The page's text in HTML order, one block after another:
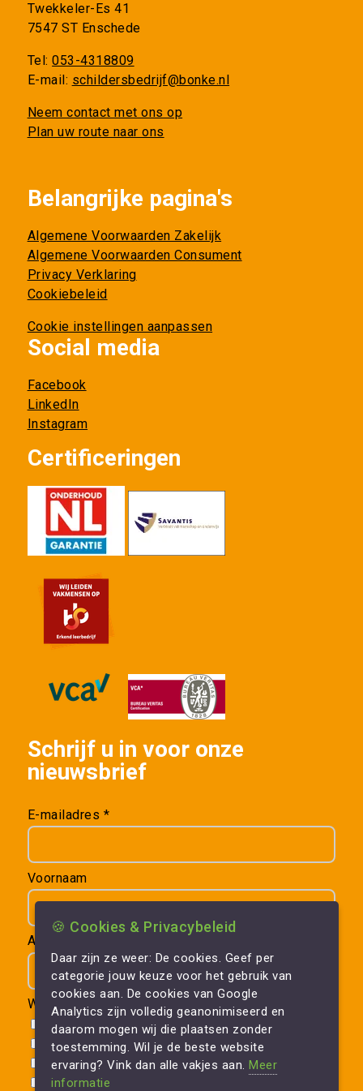
Twekkeler-Es 41
7547 ST Enschede
Tel:053-4318809
E-mail: schildersbedrijf@bonke.nl
Neem contact met ons op
Plan uw route naar ons
Belangrijke pagina's
Algemene Voorwaarden Zakelijk
Algemene Voorwaarden Consument
Privacy Verklaring
Cookiebeleid
Cookie instellingen aanpassen
Social media
Facebook
LinkedIn
Instagram
Certificeringen
Schrijf u in voor onze
nieuwsbrief
E-mailadres *
Voornaam
Achternaam
Werkrelatie *
VvE
Zakelijk
Aannemer
Particulier
🍪 Cookies & Privacybeleid
Daar zijn ze weer: De cookies. Geef per
categorie jouw keuze voor het gebruik van
cookies aan. De cookies van Google
Analytics zijn volledig geanonimiseerd en
daarom mogen wij die plaatsen zonder
toestemming. Wil je de beste website
ervaring? Vink dan alle vakjes aan. Meer
informatie